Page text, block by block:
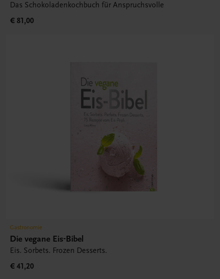
Das Schokoladenkochbuch für Anspruchsvolle
€ 81,00
Gastronomie
Die vegane Eis-Bibel
Eis. Sorbets. Frozen Desserts.
€ 41,20